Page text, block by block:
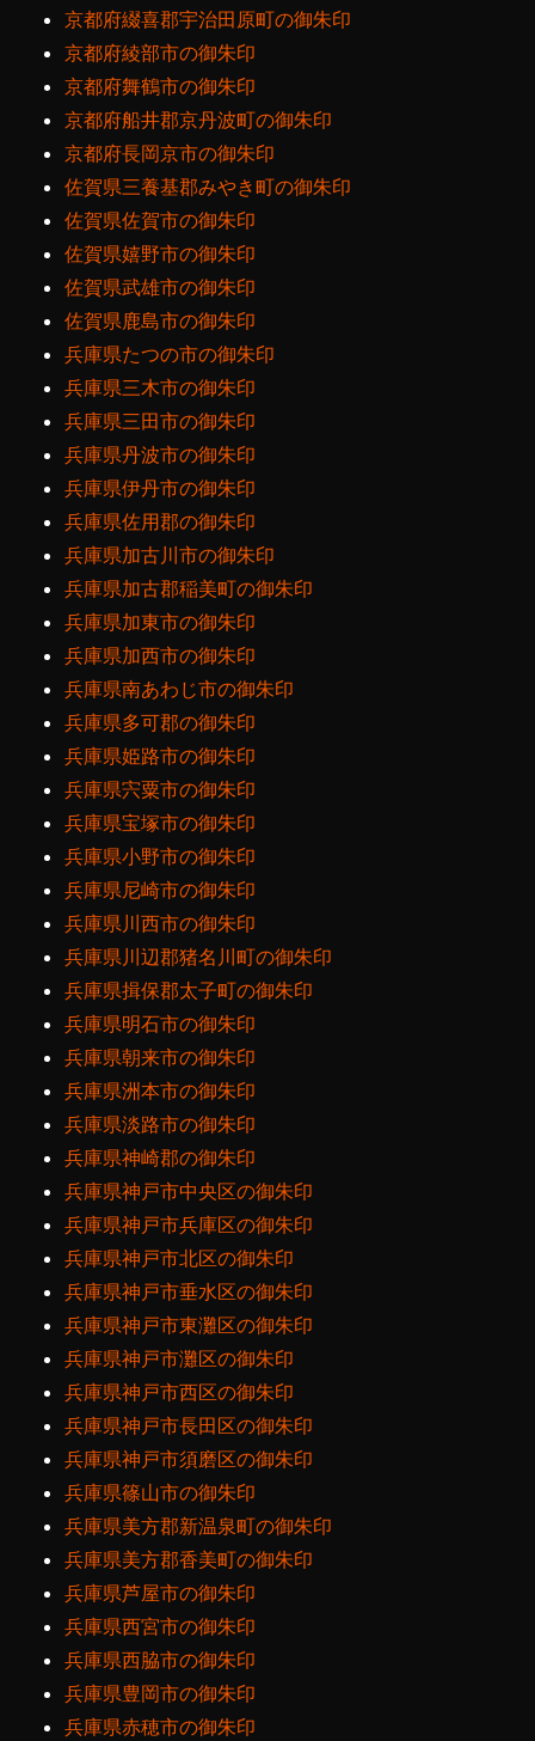
京都府綴喜郡宇治田原町の御朱印
京都府綾部市の御朱印
京都府舞鶴市の御朱印
京都府船井郡京丹波町の御朱印
京都府長岡京市の御朱印
佐賀県三養基郡みやき町の御朱印
佐賀県佐賀市の御朱印
佐賀県嬉野市の御朱印
佐賀県武雄市の御朱印
佐賀県鹿島市の御朱印
兵庫県たつの市の御朱印
兵庫県三木市の御朱印
兵庫県三田市の御朱印
兵庫県丹波市の御朱印
兵庫県伊丹市の御朱印
兵庫県佐用郡の御朱印
兵庫県加古川市の御朱印
兵庫県加古郡稲美町の御朱印
兵庫県加東市の御朱印
兵庫県加西市の御朱印
兵庫県南あわじ市の御朱印
兵庫県多可郡の御朱印
兵庫県姫路市の御朱印
兵庫県宍粟市の御朱印
兵庫県宝塚市の御朱印
兵庫県小野市の御朱印
兵庫県尼崎市の御朱印
兵庫県川西市の御朱印
兵庫県川辺郡猪名川町の御朱印
兵庫県揖保郡太子町の御朱印
兵庫県明石市の御朱印
兵庫県朝来市の御朱印
兵庫県洲本市の御朱印
兵庫県淡路市の御朱印
兵庫県神崎郡の御朱印
兵庫県神戸市中央区の御朱印
兵庫県神戸市兵庫区の御朱印
兵庫県神戸市北区の御朱印
兵庫県神戸市垂水区の御朱印
兵庫県神戸市東灘区の御朱印
兵庫県神戸市灘区の御朱印
兵庫県神戸市西区の御朱印
兵庫県神戸市長田区の御朱印
兵庫県神戸市須磨区の御朱印
兵庫県篠山市の御朱印
兵庫県美方郡新温泉町の御朱印
兵庫県美方郡香美町の御朱印
兵庫県芦屋市の御朱印
兵庫県西宮市の御朱印
兵庫県西脇市の御朱印
兵庫県豊岡市の御朱印
兵庫県赤穂市の御朱印